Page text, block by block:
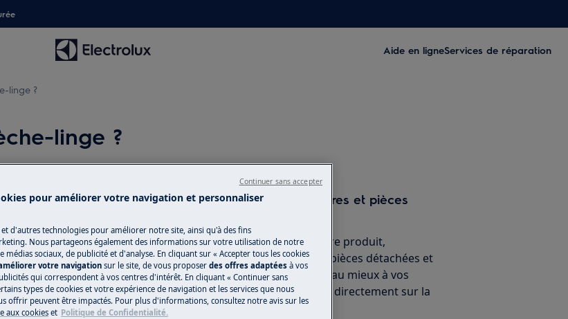
Aide en ligneServices de réparation
linge ?
linge ?
linge ?
des sèche-linge
Boutique en ligne d’accessoires et pièces
Pour profiter pleinement de votre produit,
découvrez tous les accessoires, pièces détachées et
produits d’entretien, répondant au mieux à vos
besoins, du quotidien. A acheter directement sur la
boutique en ligne Electrolux.
pour améliorer votre navigation et personnaliser
d'autres technologies pour améliorer notre site, ainsi qu'à des fins
Nous partageons également des informations sur votre utilisation de notre
médias sociaux, de publicité et d'analyse. En cliquant sur « Accepter tous les cookies
votre navigationsur le site, de vous proposer des offres adaptées à vos
qui correspondent à vos centres d'intérêt. En cliquant « Continuer sans
types de cookies et votre expérience de navigation et les services que nous
offrir peuvent être impactés. Pour plus d'informations, consultez notre avis sur les
aux cookies et Politique de Confidentialité.
Continuer sans accepter